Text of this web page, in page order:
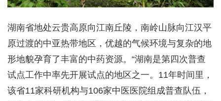
湖南省地处云贵高原向江南丘陵，南岭山脉向江汉平
原过渡的中亚热带地区，优越的气候环境与复杂的地
形地貌孕育了丰富的中药资源。“湖南是第四次普查
试点工作中率先开展试点的地区之一。11年时间里，
该省11家科研机构与106家中医医院组成普查队伍，